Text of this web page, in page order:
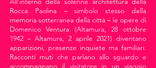
Rocca Paolina – simbolo stesso della
memoria sotterranea della città – le opere di
Domenico Ventura (Altamura, 28 ottobre
1942 – Altamura, 2 aprile 2021) diventano
apparizioni, presenze inquiete ma familiari.
Racconti muti che parlano allo sguardo e
accompagnano il visitatore in un viaggio